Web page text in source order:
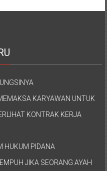
KARYAWAN UNTUK
KONTRAK KERJA
HUKUM PIDANA
JIKA SEORANG AYAH